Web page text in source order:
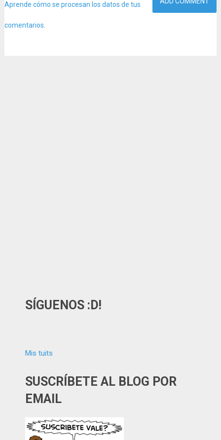
Aprende cómo se procesan los datos de tus
comentarios.
SÍGUENOS :D!
Mis tuits
SUSCRÍBETE AL BLOG POR
EMAIL